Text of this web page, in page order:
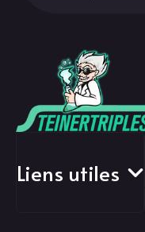
Liens utiles